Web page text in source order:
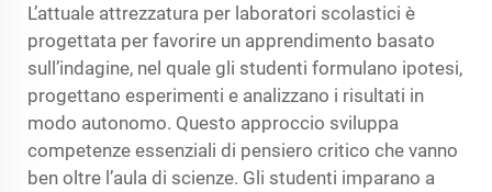
L’attuale attrezzatura per laboratori scolastici è
progettata per favorire un apprendimento basato
sull’indagine, nel quale gli studenti formulano ipotesi,
progettano esperimenti e analizzano i risultati in
modo autonomo. Questo approccio sviluppa
competenze essenziali di pensiero critico che vanno
ben oltre l’aula di scienze. Gli studenti imparano a